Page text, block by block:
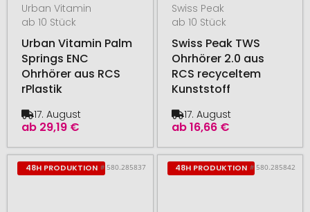
Urban Vitamin
ab 10 Stück
Urban Vitamin Palm
Springs ENC
Ohrhörer aus RCS
rPlastik
ab 29,19 €
17. August
Swiss Peak
ab 10 Stück
Swiss Peak TWS
Ohrhörer 2.0 aus
RCS recyceltem
Kunststoff
ab16,66 €
17. August
48H PRODUKTION # 580.285837 48H PRODUKTION # 580.285842